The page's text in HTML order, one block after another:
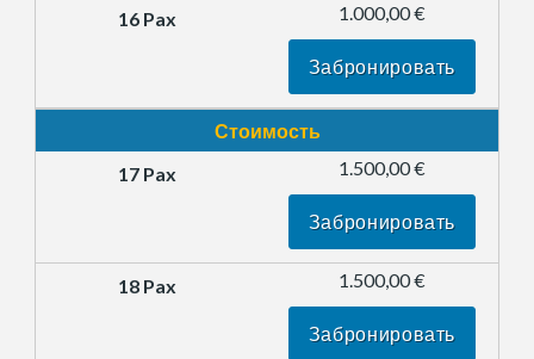
1.000,00 €
Забронировать
Стоимость
1.500,00 €
Забронировать
1.500,00 €
Забронировать